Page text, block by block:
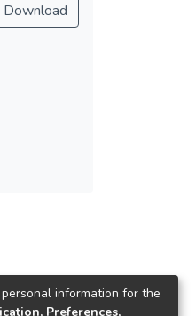
Download
information for the
Preferences,